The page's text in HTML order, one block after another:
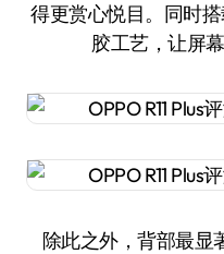
得更赏心悦目。同时
胶工艺，让屏
除此之外，背部最显